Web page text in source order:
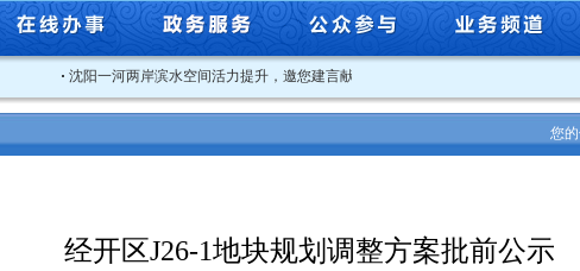
沈阳一河两岸滨水空间活力提升，邀您建言献策 ·2025年沈阳市工程系列自然资源和
您的
经开区J26-1地块规划调整方案批前公示